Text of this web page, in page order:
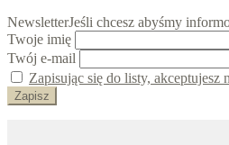
NewsletterJeśli chcesz abyśmy
Twoje imię
Twój e-mail
Zapisując się do listy, akceptujesz